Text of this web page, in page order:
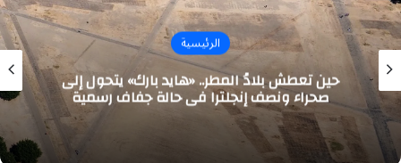
الرئيسية
حين تعطش بلادُ المطر.. «هايد بارك» يتحول إلى
صحراء ونصف إنجلترا في حالة جفاف رسمية